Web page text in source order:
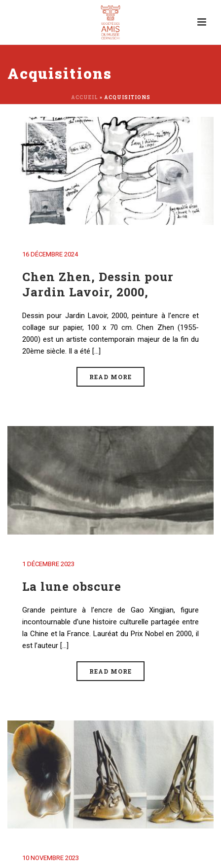
Acquisitions
ACCUEIL » ACQUISITIONS
16 DÉCEMBRE 2024
Chen Zhen, Dessin pour
Jardin Lavoir, 2000,
Dessin pour Jardin Lavoir, 2000, peinture à l’encre et
collage sur papier, 100 x 70 cm. Chen Zhen (1955-
2000) est un artiste contemporain majeur de la fin du
20ème siècle. Il a été [...]
READ MORE
1 DÉCEMBRE 2023
La lune obscure
Grande peinture à l’encre de Gao Xingjian, figure
incontournable d’une histoire culturelle partagée entre
la Chine et la France. Lauréat du Prix Nobel en 2000, il
est l’auteur [...]
READ MORE
10 NOVEMBRE 2023